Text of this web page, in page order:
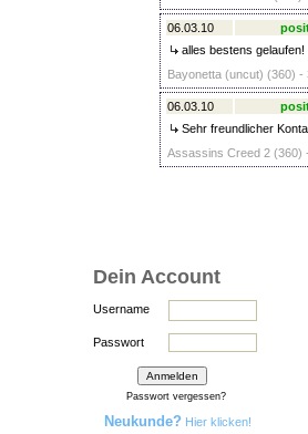
06.03.10
alles bestens
Bayonetta (uncut) (360) -
06.03.10
Sehr freundlicher
Assassins Creed 2 (360)
Dein Account
Username
Passwort
Passwort vergessen?
Neukunde? Hier klicken!